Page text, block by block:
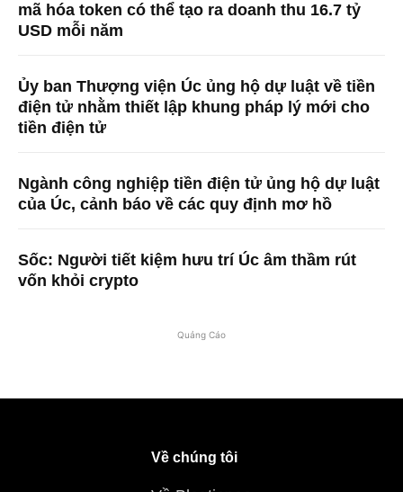
mã hóa token có thể tạo ra doanh thu 16.7 tỷ
USD mỗi năm
Ủy ban Thượng viện Úc ủng hộ dự luật về tiền
điện tử nhằm thiết lập khung pháp lý mới cho
tiền điện tử
Ngành công nghiệp tiền điện tử ủng hộ dự luật
của Úc, cảnh báo về các quy định mơ hồ
Sốc: Người tiết kiệm hưu trí Úc âm thầm rút
vốn khỏi crypto
Quảng Cáo
Về chúng tôi